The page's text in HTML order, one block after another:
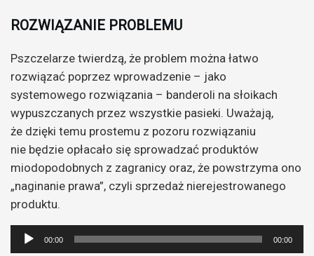
ROZWIĄZANIE PROBLEMU
Pszczelarze twierdzą, że problem można łatwo
rozwiązać poprzez wprowadzenie – jako
systemowego rozwiązania – banderoli na słoikach
wypuszczanych przez wszystkie pasieki. Uważają,
że dzięki temu prostemu z pozoru rozwiązaniu
nie będzie opłacało się sprowadzać produktów
miodopodobnych z zagranicy oraz, że powstrzyma ono
„naginanie prawa”, czyli sprzedaż nierejestrowanego
produktu.
Odtwarzacz
plików
00:00 00:00